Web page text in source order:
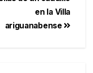
en la Villa
ariguanabense